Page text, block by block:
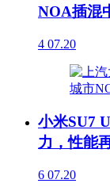
NOA插混
4 07.20
小米SU7
力，性能
6 07.20